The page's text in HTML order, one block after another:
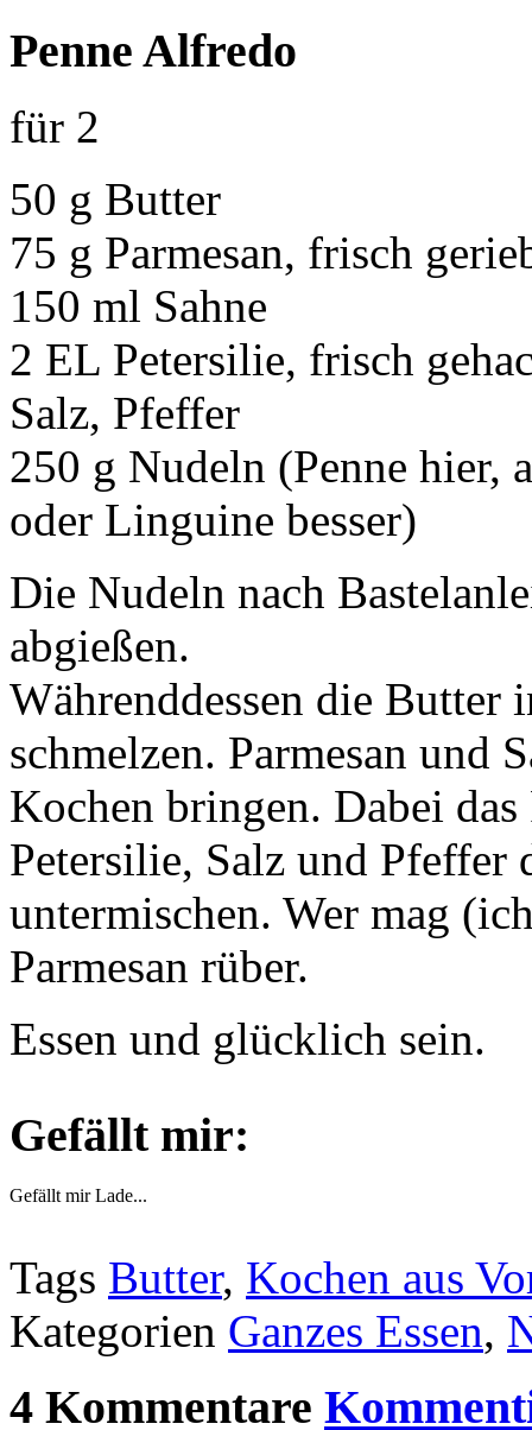
Penne Alfredo
für 2
50 g Butter
75 g Parmesan, frisch
150 ml Sahne
2 EL Petersilie, frisch
Salz, Pfeffer
250 g Nudeln (Penne hier,
oder Linguine besser)
Die Nudeln nach
abgießen.
Währenddessen die Butter
schmelzen. Parmesan und
Kochen bringen. Dabei
Petersilie, Salz und Pfeffer
untermischen. Wer mag
Parmesan rüber.
Essen und glücklich sein.
Gefällt mir:
Gefällt mir Lade...
Tags Butter, Kochen aus
Kategorien Ganzes Essen,
4 Kommentare